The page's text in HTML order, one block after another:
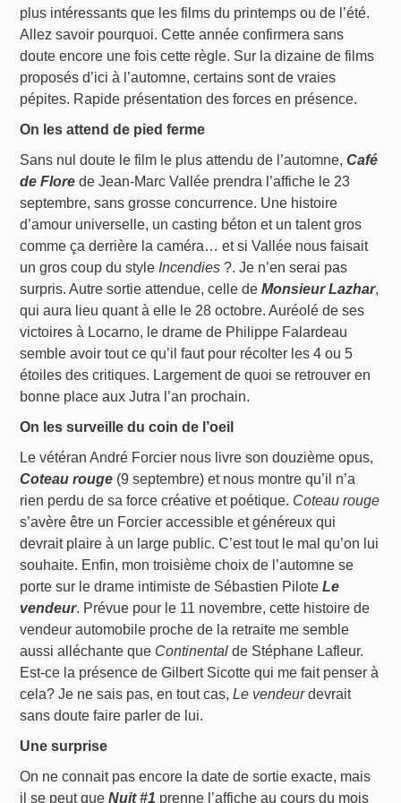
plus intéressants que les films du printemps ou de l’été.
Allez savoir pourquoi. Cette année confirmera sans
doute encore une fois cette règle. Sur la dizaine de films
proposés d’ici à l’automne, certains sont de vraies
pépites. Rapide présentation des forces en présence.
On les attend de pied ferme
Sans nul doute le film le plus attendu de l’automne,Café
de Flore de Jean-Marc Vallée prendra l’affiche le 23
septembre, sans grosse concurrence. Une histoire
d’amour universelle, un casting béton et un talent gros
comme ça derrière la caméra… et si Vallée nous faisait
un gros coup du style Incendies ?. Je n’en serai pas
surpris. Autre sortie attendue, celle deMonsieur Lazhar,
qui aura lieu quant à elle le 28 octobre. Auréolé de ses
victoires à Locarno, le drame de Philippe Falardeau
semble avoir tout ce qu’il faut pour récolter les 4 ou 5
étoiles des critiques. Largement de quoi se retrouver en
bonne place aux Jutra l’an prochain.
On les surveille du coin de l’oeil
Le vétéran André Forcier nous livre son douzième opus,
Coteau rouge (9 septembre) et nous montre qu’il n’a
rien perdu de sa force créative et poétique. Coteau rouge
s’avère être un Forcier accessible et généreux qui
devrait plaire à un large public. C’est tout le mal qu’on lui
souhaite. Enfin, mon troisième choix de l’automne se
porte sur le drame intimiste de Sébastien PiloteLe
vendeur. Prévue pour le 11 novembre, cette histoire de
vendeur automobile proche de la retraite me semble
aussi alléchante que Continental de Stéphane Lafleur.
Est-ce la présence de Gilbert Sicotte qui me fait penser à
cela? Je ne sais pas, en tout cas,Le vendeurdevrait
sans doute faire parler de lui.
Une surprise
On ne connait pas encore la date de sortie exacte, mais
il se peut queNuit #1 prenne l’affiche au cours du mois